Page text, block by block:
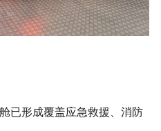
已形成覆盖应急救援、消防